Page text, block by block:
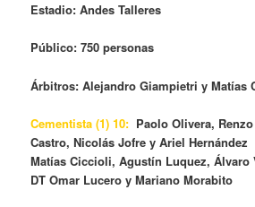
Estadio: Andes Talleres
Público: 750 personas
Árbitros: Alejandro Giampietri y Matías
Cementista (1) 10: Paolo Olivera,
Castro, Nicolás Jofre y Ariel
Matías Ciccioli, Agustín Luquez, Álvaro
DT Omar Lucero y Mariano Morabito